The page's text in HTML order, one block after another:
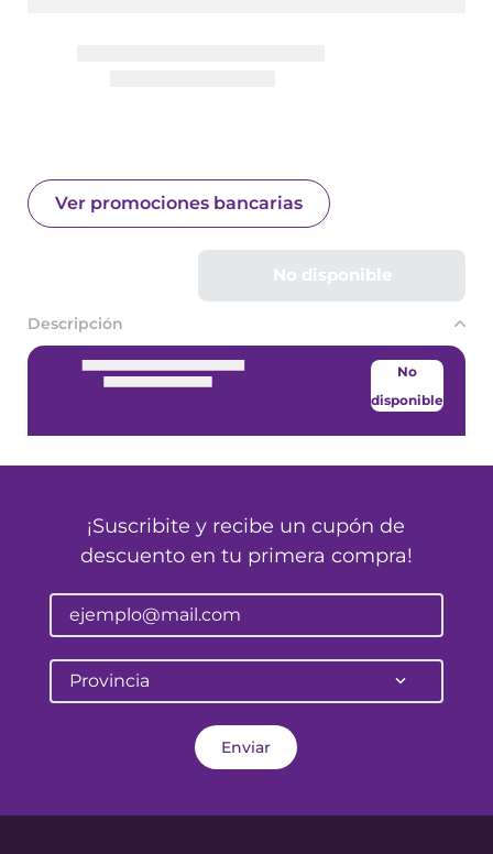
Ver promociones bancarias
No disponible
Descripción
No
disponible
¡Suscribite y recibe un cupón de
descuento en tu primera compra!
Provincia
Enviar